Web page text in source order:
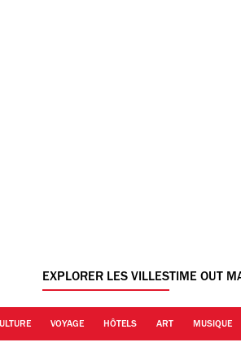
EXPLORER LES VILLESTIME OUT
VOYAGE HÔTELS ART MUSIQUE